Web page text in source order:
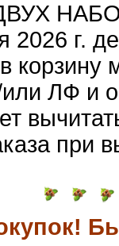
2026 г.
ЛФ и
при